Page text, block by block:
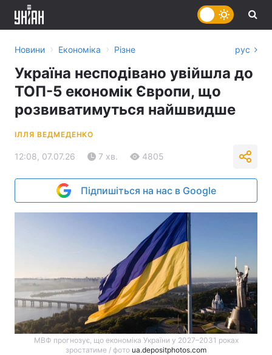
Новини › Економіка › Різне рус
Україна несподівано увійшла до
ТОП-5 економік Європи, що
розвиватимуться найшвидше
ІЛЛЯ ВЕДМЕДЕНКО
12:08, 07.07.26 7 хв. 4805
Підпишіться на нас в Google
МВФ прогнозує, що економіка України у 2027–2031 роках
зростатиме / фото ua.depositphotos.com